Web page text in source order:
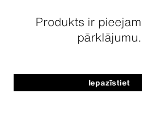
Produkts ir
pārklājumu.
Iepazīstiet